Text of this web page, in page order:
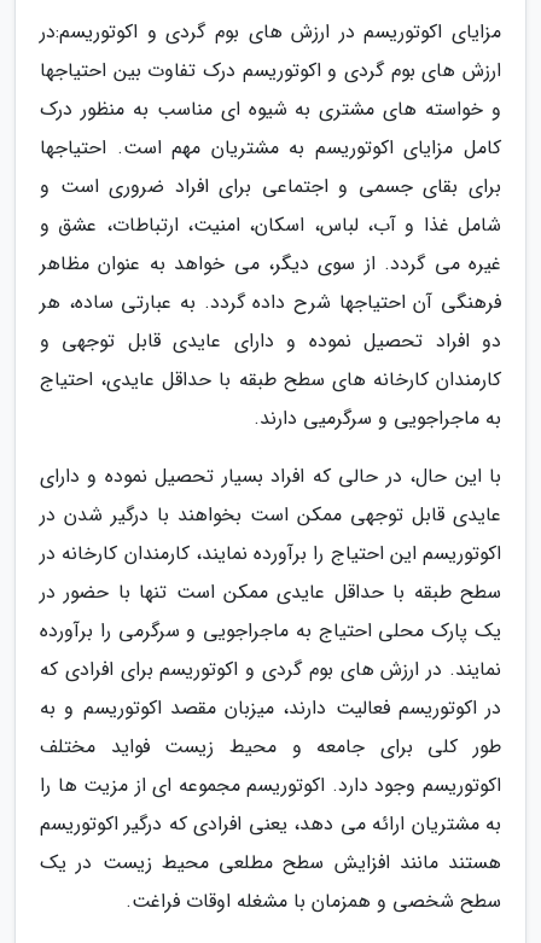
مزایای اکوتوریسم در ارزش های بوم گردی و اکوتوریسم:در
ارزش های بوم گردی و اکوتوریسم درک تفاوت بین احتیاجها
و خواسته های مشتری به شیوه ای مناسب به منظور درک
کامل مزایای اکوتوریسم به مشتریان مهم است. احتیاجها
برای بقای جسمی و اجتماعی برای افراد ضروری است و
شامل غذا و آب، لباس، اسکان، امنیت، ارتباطات، عشق و
غیره می گردد. از سوی دیگر، می خواهد به عنوان مظاهر
فرهنگی آن احتیاجها شرح داده گردد. به عبارتی ساده، هر
دو افراد تحصیل نموده و دارای عایدی قابل توجهی و
کارمندان کارخانه های سطح طبقه با حداقل عایدی، احتیاج
به ماجراجویی و سرگرمیی دارند.
با این حال، در حالی که افراد بسیار تحصیل نموده و دارای
عایدی قابل توجهی ممکن است بخواهند با درگیر شدن در
اکوتوریسم این احتیاج را برآورده نمایند، کارمندان کارخانه در
سطح طبقه با حداقل عایدی ممکن است تنها با حضور در
یک پارک محلی احتیاج به ماجراجویی و سرگرمی را برآورده
نمایند. در ارزش های بوم گردی و اکوتوریسم برای افرادی که
در اکوتوریسم فعالیت دارند، میزبان مقصد اکوتوریسم و به
طور کلی برای جامعه و محیط زیست فواید مختلف
اکوتوریسم وجود دارد. اکوتوریسم مجموعه ای از مزیت ها را
به مشتریان ارائه می دهد، یعنی افرادی که درگیر اکوتوریسم
هستند مانند افزایش سطح مطلعی محیط زیست در یک
سطح شخصی و همزمان با مشغله اوقات فراغت.